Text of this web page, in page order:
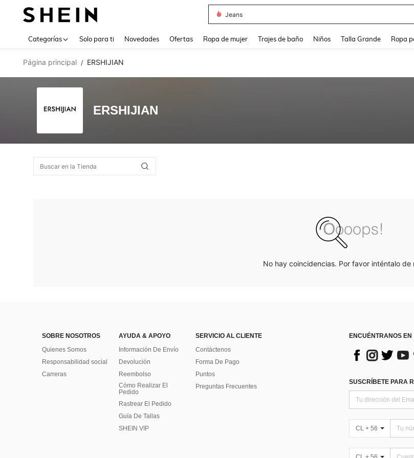
Jeans
Categorías Solo para ti Novedades Ofertas Ropa de mujer Trajes de baño Niños Talla Grande Ropa
Página principal / ERSHIJIAN
ERSHIJIAN
No hay coincidencias. Por favor inténtalo de
SOBRE NOSOTROS
Quienes Somos
Responsabilidad social
Carreras
AYUDA & APOYO
Información De Envío
Devolución
Reembolso
Cómo Realizar El
Pedido
Rastrear El Pedido
Guía De Tallas
SHEIN VIP
SERVICIO AL CLIENTE
Contáctenos
Forma De Pago
Puntos
Preguntas Frecuentes
ENCUÉNTRANOS EN
SUSCRÍBETE PARA
CL + 56